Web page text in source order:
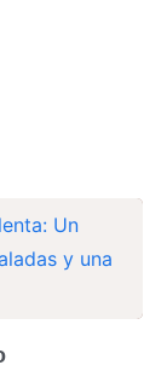
Un
y una